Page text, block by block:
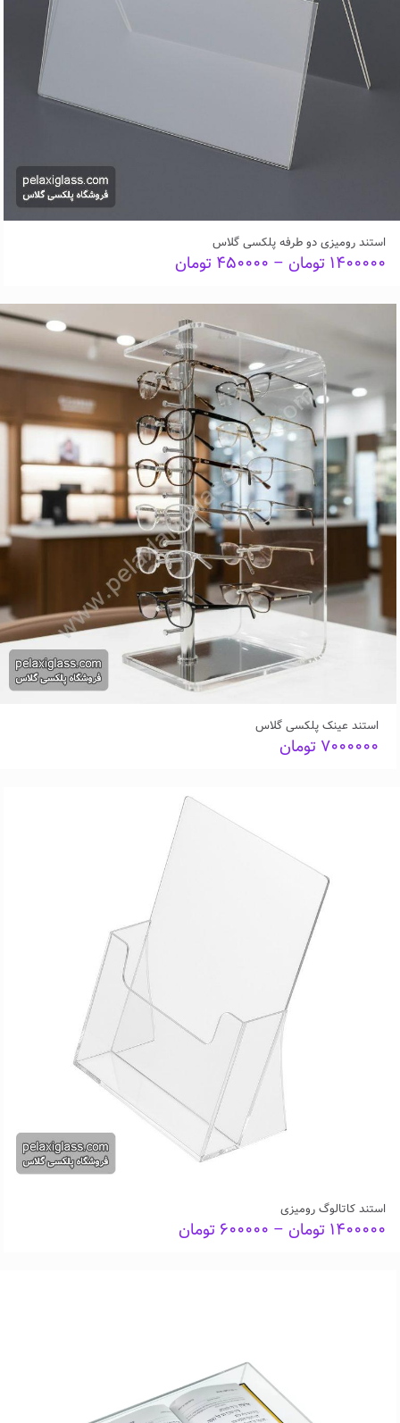
استند رومیزی دو طرفه پلکسی گلاس
۱۴۰۰۰۰۰ تومان – ۴۵۰۰۰۰ تومانPrice
۱۴۰۰۰۰۰ تومان
استند عینک پلکسی گلاس
۷۰۰۰۰۰۰ تومان
استند کاتالوگ رومیزی
۱۴۰۰۰۰۰ تومان – ۶۰۰۰۰۰ تومانPrice